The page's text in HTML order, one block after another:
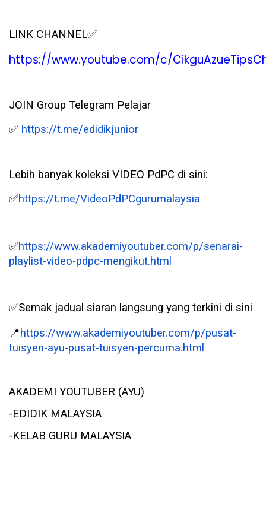
LINK CHANNEL✅
https://www.youtube.com/c/
JOIN Group Telegram Pelajar
✅ https://t.me/edidikjunior
Lebih banyak koleksi VIDEO PdPC di sini:
✅https://t.me/VideoPdPCgurumalaysia
✅https://www.akademiyoutuber.com/p/senarai-
playlist-video-pdpc-mengikut.html
✅Semak jadual siaran langsung yang terkini di sini
📍https://www.akademiyoutuber.com/p/pusat-
tuisyen-ayu-pusat-tuisyen-percuma.html
AKADEMI YOUTUBER (AYU)
-EDIDIK MALAYSIA
-KELAB GURU MALAYSIA